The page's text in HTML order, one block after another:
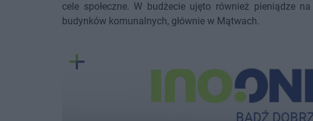
cele społeczne. W budżecie ujęto również pieniądze
budynków komunalnych, głównie w Mątwach.